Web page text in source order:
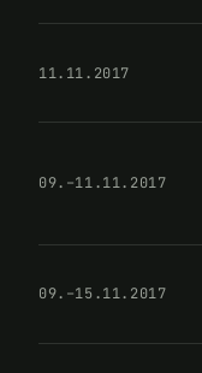
11.11.2017
09.–11.11.2017
09.–15.11.2017